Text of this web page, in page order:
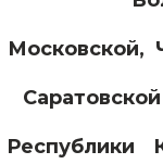
Республики